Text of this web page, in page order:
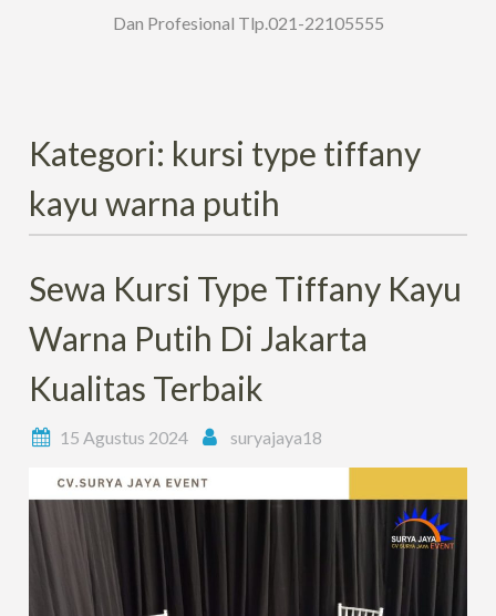
Dan Profesional Tlp.021-22105555
Kategori: kursi type tiffany
kayu warna putih
Sewa Kursi Type Tiffany Kayu
Warna Putih Di Jakarta
Kualitas Terbaik
15 Agustus 2024 suryajaya18